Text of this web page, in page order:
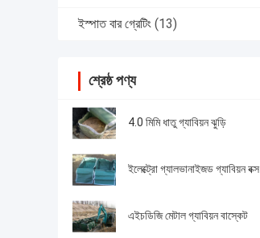
ইস্পাত বার গ্রেটিং (13)
শ্রেষ্ঠ পণ্য
4.0 মিমি ধাতু গ্যাবিয়ন ঝুড়ি
ইলেক্ট্রো গ্যালভানাইজড গ্যাবিয়ন বক্স
এইচডিজি মেটাল গ্যাবিয়ন বাস্কেট